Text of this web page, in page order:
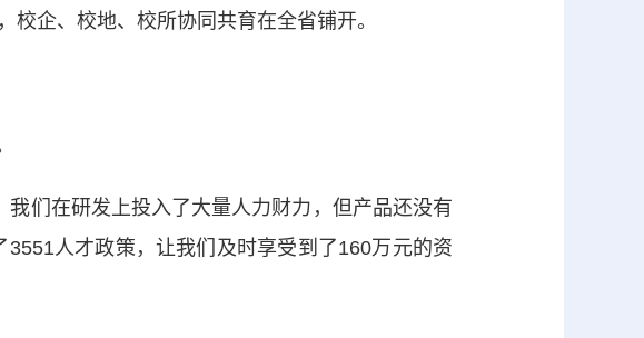
校企、校地、校所协同共育在全省铺开。
们在研发上投入了大量人力财力，但产品还没有
人才政策，让我们及时享受到了160万元的资